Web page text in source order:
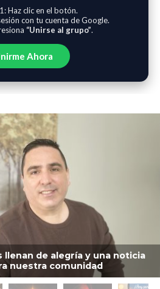
Haz clic en el botón.
con tu cuenta de Google.
“Unirse al grupo”.
Ahora
de alegría y una noticia
nuestra comunidad